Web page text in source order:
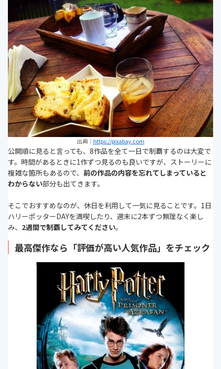
出典： https://pixabay.com
公開順に見ると言っても、8作品を全て一日で制覇するのは大変で
す。時間があるときに1作ずつ見るのも良いですが、ストーリーに
複雑な箇所もあるので、 前の作品の内容を忘れてしまっていると
わからない部分も出てきます。
そこでおすすめなのが、休日を利用して一気に見ることです。1日
ハリーポッターDAYを満喫したり、週末に2本ずつ無理なく楽し
み、 2週間で制覇してみてください。
最高傑作なら「評価が高い人気作品」をチェック